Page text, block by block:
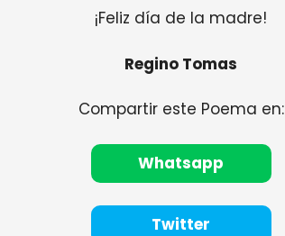
¡Feliz día de la madre!
Regino Tomas
Compartir este Poema en:
Whatsapp
Twitter